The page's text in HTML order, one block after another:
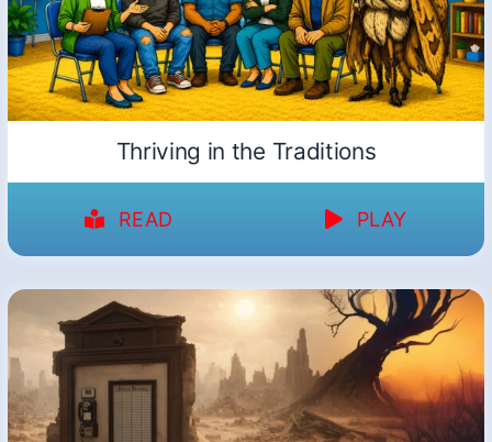
Thriving in the Traditions
READ PLAY